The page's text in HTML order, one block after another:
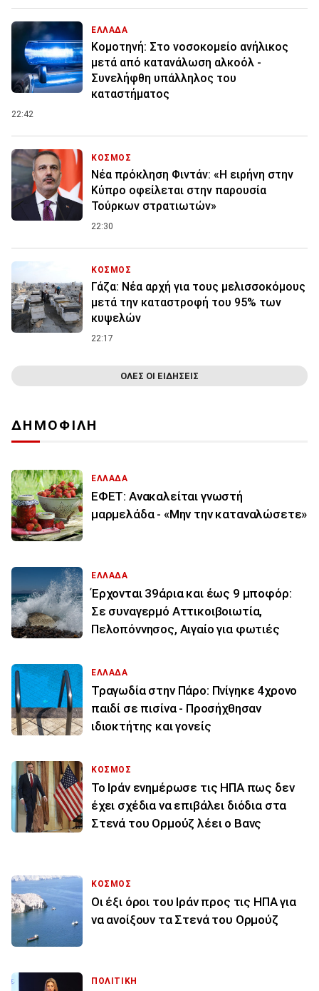
ΕΛΛΑΔΑ
Κομοτηνή: Στο νοσοκομείο ανήλικος
μετά από κατανάλωση αλκοόλ -
Συνελήφθη υπάλληλος του
καταστήματος
22:42
ΚΟΣΜΟΣ
Νέα πρόκληση Φιντάν: «Η ειρήνη στην
Κύπρο οφείλεται στην παρουσία
Τούρκων στρατιωτών»
22:30
ΚΟΣΜΟΣ
Γάζα: Νέα αρχή για τους μελισσοκόμους
μετά την καταστροφή του 95% των
κυψελών
22:17
ΟΛΕΣ ΟΙ ΕΙΔΗΣΕΙΣ
ΔΗΜΟΦΙΛΗ
ΕΛΛΑΔΑ
ΕΦΕΤ: Ανακαλείται γνωστή
μαρμελάδα - «Μην την καταναλώσετε»
ΕΛΛΑΔΑ
Έρχονται 39άρια και έως 9 μποφόρ:
Σε συναγερμό Αττικοιβοιωτία,
Πελοπόννησος, Αιγαίο για φωτιές
ΕΛΛΑΔΑ
Τραγωδία στην Πάρο: Πνίγηκε 4χρονο
παιδί σε πισίνα - Προσήχθησαν
ιδιοκτήτης και γονείς
ΚΟΣΜΟΣ
To Ιράν ενημέρωσε τις ΗΠΑ πως δεν
έχει σχέδια να επιβάλει διόδια στα
Στενά του Ορμούζ λέει ο Βανς
ΚΟΣΜΟΣ
Οι έξι όροι του Ιράν προς τις ΗΠΑ για
να ανοίξουν τα Στενά του Ορμούζ
ΠΟΛΙΤΙΚΗ